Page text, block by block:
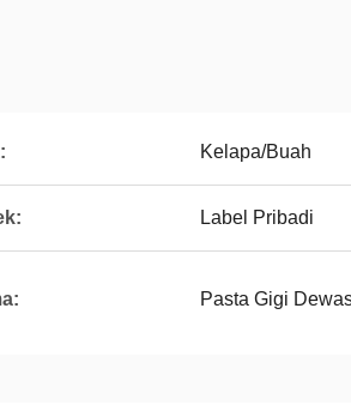
Kelapa/Buah
Label Pribadi
Pasta Gigi